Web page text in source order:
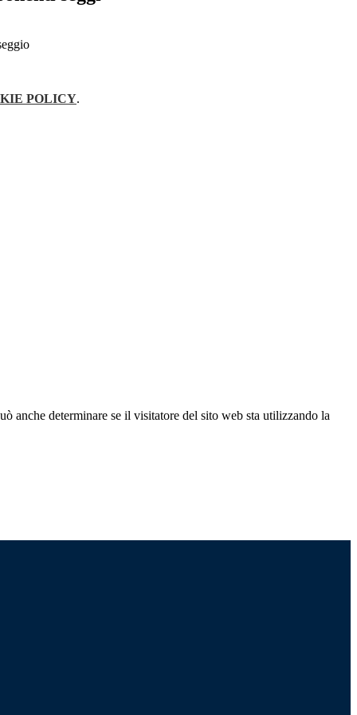
POLICY.
anche determinare se il visitatore del sito web sta utilizzando la